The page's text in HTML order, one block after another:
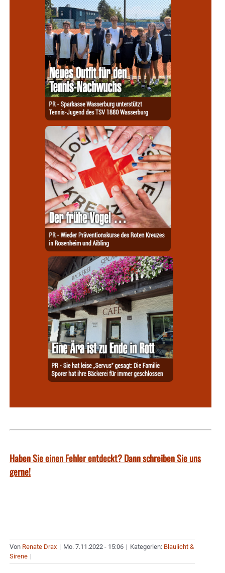
Haben Sie einen Fehler entdeckt? Dann schreiben Sie uns
gerne!
Von Renate Drax | Mo. 7.11.2022 - 15:06 | Kategorien: Blaulicht &
Sirene |